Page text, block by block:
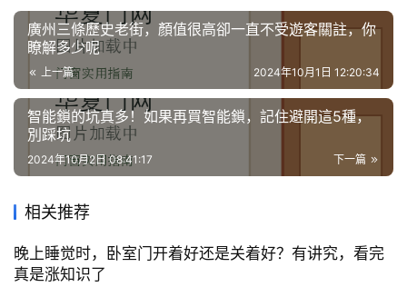
廣州三條歷史老街，顏值很高卻一直不受遊客關註，你
瞭解多少呢
上一篇 2024年10月1日 12:20:34
智能鎖的坑真多！如果再買智能鎖，記住避開這5種，
別踩坑
下一篇
2024年10月2日 08:41:17
相关推荐
晚上睡觉时，卧室门开着好还是关着好？有讲究，看完
真是涨知识了